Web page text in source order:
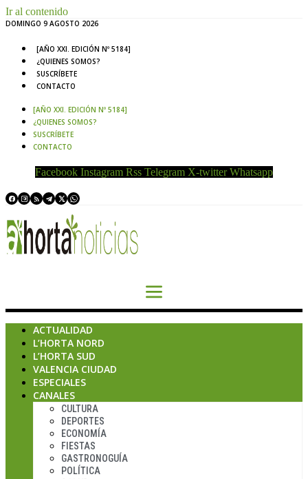
Ir al contenido
DOMINGO 9 AGOSTO 2026
[AÑO XXI. EDICIÓN Nº 5184]
¿QUIENES SOMOS?
SUSCRÍBETE
CONTACTO
[AÑO XXI. EDICIÓN Nº 5184]
¿QUIENES SOMOS?
SUSCRÍBETE
CONTACTO
Facebook Instagram Rss Telegram X-twitter Whatsapp
ACTUALIDAD
L’HORTA NORD
L’HORTA SUD
VALENCIA CIUDAD
ESPECIALES
CANALES
CULTURA
DEPORTES
ECONOMÍA
FIESTAS
GASTRONOGUÍA
POLÍTICA